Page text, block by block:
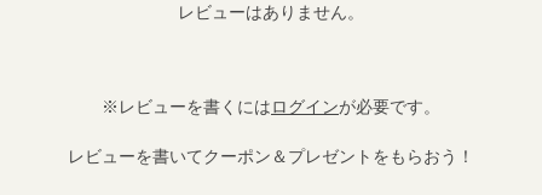
レビューはありません。
※レビューを書くにはログインが必要です。
レビューを書いてクーポン＆プレゼントをもらおう！